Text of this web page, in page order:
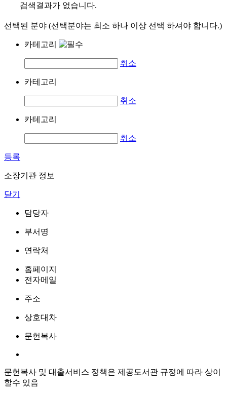
검색결과가 없습니다.
선택된 분야 (선택분야는 최소 하나 이상 선택 하셔야 합니다.)
카테고리
취소
카테고리
취소
카테고리
취소
등록
소장기관 정보
닫기
담당자
부서명
연락처
홈페이지
전자메일
주소
상호대차
문헌복사
문헌복사 및 대출서비스 정책은 제공도서관 규정에 따라 상이
할수 있음